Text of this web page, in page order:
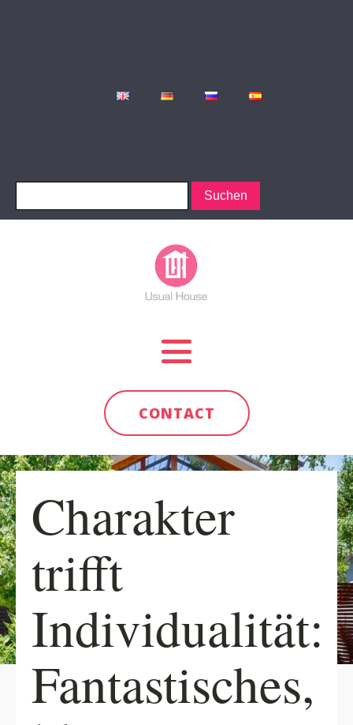
CONTACT
Charakter
trifft
Individualität:
Fantastisches,